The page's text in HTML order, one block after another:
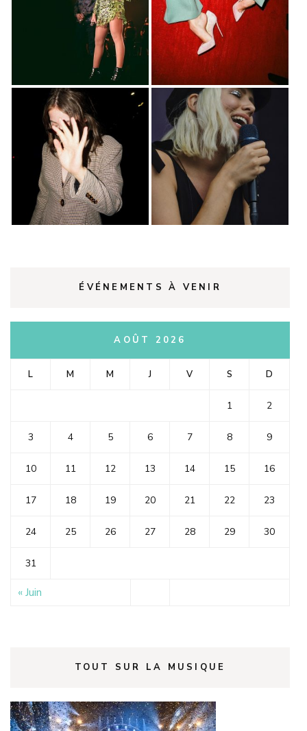
ÉVÉNEMENTS À VENIR
AOÛT 2026
L M M J V S D
1 2
3 4 5 6 7 8 9
10 11 12 13 14 15 16
17 18 19 20 21 22 23
24 25 26 27 28 29 30
31
« Juin
TOUT SUR LA MUSIQUE